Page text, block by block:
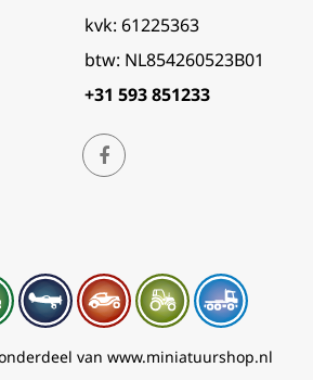
kvk: 61225363
btw: NL854260523B01
+31 593 851233
van www.miniatuurshop.nl